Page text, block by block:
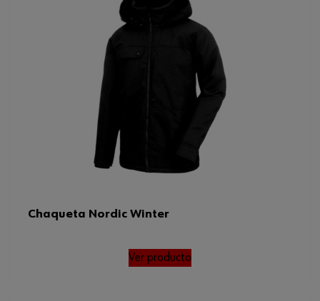
Chaqueta Nordic Winter
Ver producto